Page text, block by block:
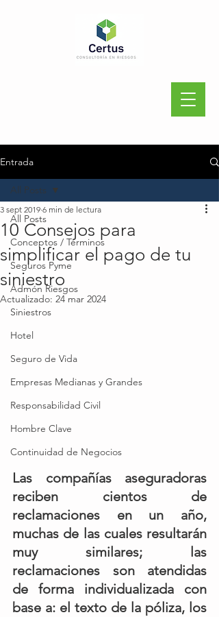
Entrada
All Posts
Conceptos / Términos
Seguros Pyme
Admón Riesgos
Siniestros
Hotel
Seguro de Vida
Empresas Medianas y Grandes
Responsabilidad Civil
Hombre Clave
Continuidad de Negocios
All Posts
10 Consejos para
simplificar el pago de tu
siniestro
3 sept 2019 6 min de lectura
Actualizado: 24 mar 2024
Las compañías aseguradoras
reciben cientos de
reclamaciones en un año,
muchas de las cuales resultarán
muy similares; las
reclamaciones son atendidas
de forma individualizada con
base a: el texto de la póliza, los